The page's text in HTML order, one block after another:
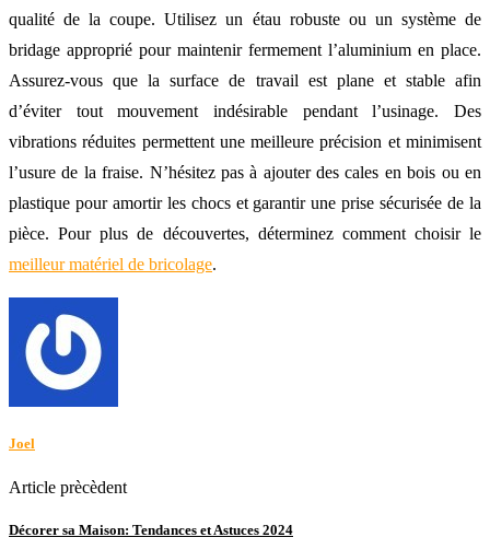
qualité de la coupe. Utilisez un étau robuste ou un système de
bridage approprié pour maintenir fermement l’aluminium en place.
Assurez-vous que la surface de travail est plane et stable afin
d’éviter tout mouvement indésirable pendant l’usinage. Des
vibrations réduites permettent une meilleure précision et minimisent
l’usure de la fraise. N’hésitez pas à ajouter des cales en bois ou en
plastique pour amortir les chocs et garantir une prise sécurisée de la
pièce. Pour plus de découvertes, déterminez comment choisir le
meilleur matériel de bricolage.
Joel
Article prècèdent
Décorer sa Maison: Tendances et Astuces 2024